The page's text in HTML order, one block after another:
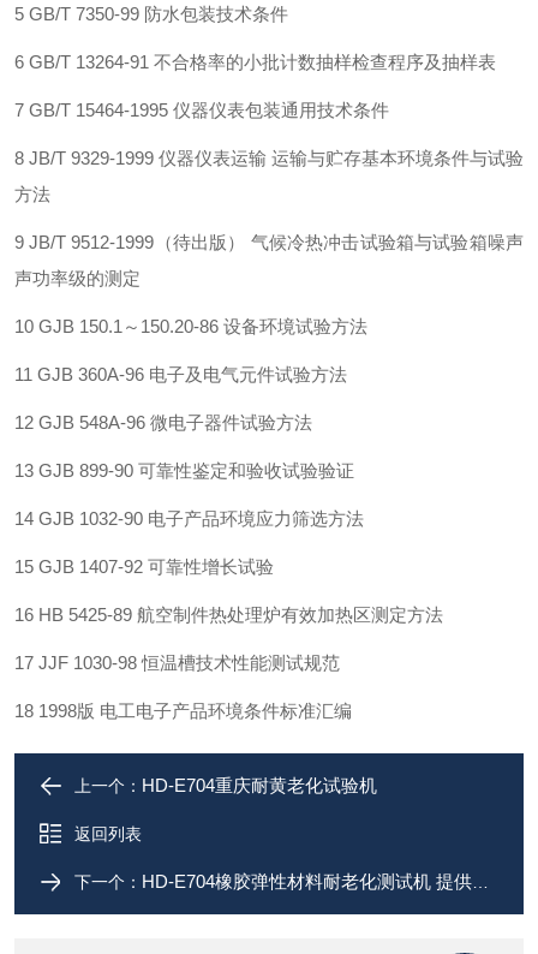
5 GB/T 7350-99 防水包装技术条件
6 GB/T 13264-91 不合格率的小批计数抽样检查程序及抽样表
7 GB/T 15464-1995 仪器仪表包装通用技术条件
8 JB/T 9329-1999 仪器仪表运输 运输与贮存基本环境条件与试验
方法
9 JB/T 9512-1999（待出版） 气候冷热冲击试验箱与试验箱噪声
声功率级的测定
10 GJB 150.1 ～150.20-86 设备环境试验方法
11 GJB 360A-96 电子及电气元件试验方法
12 GJB 548A-96 微电子器件试验方法
13 GJB 899-90 可靠性鉴定和验收试验验证
14 GJB 1032-90 电子产品环境应力筛选方法
15 GJB 1407-92 可靠性增长试验
16 HB 5425-89 航空制件热处理炉有效加热区测定方法
17 JJF 1030-98恒温槽技术性能测试规范
18 1998版 电工电子产品环境条件标准汇编
上一个： HD-E704重庆耐黄老化试验机
返回列表
下一个： HD-E704橡胶弹性材料耐老化测试机 提供维护